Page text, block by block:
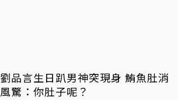
劉品言生日趴男神突現身 鮪魚肚消
風驚：你肚子呢？